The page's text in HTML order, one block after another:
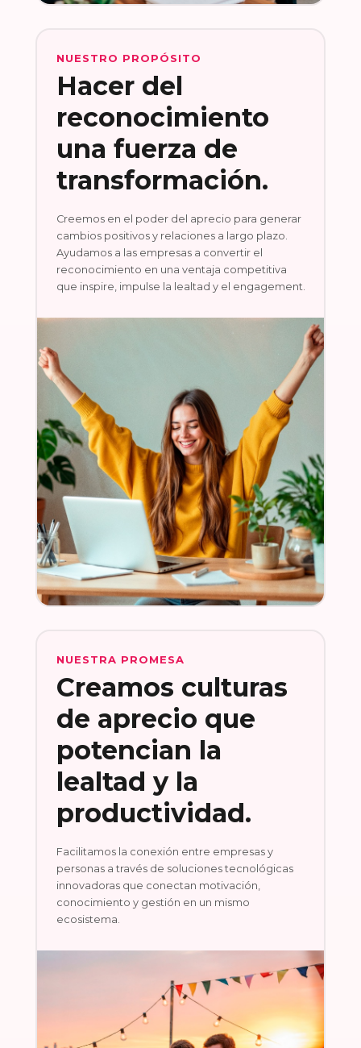
NUESTRO PROPÓSITO
Hacer del
reconocimiento
una fuerza de
transformación.
Creemos en el poder del aprecio para generar
cambios positivos y relaciones a largo plazo.
Ayudamos a las empresas a convertir el
reconocimiento en una ventaja competitiva
que inspire, impulse la lealtad y el engagement.
NUESTRA PROMESA
Creamos culturas
de aprecio que
potencian la
lealtad y la
productividad.
Facilitamos la conexión entre empresas y
personas a través de soluciones tecnológicas
innovadoras que conectan motivación,
conocimiento y gestión en un mismo
ecosistema.